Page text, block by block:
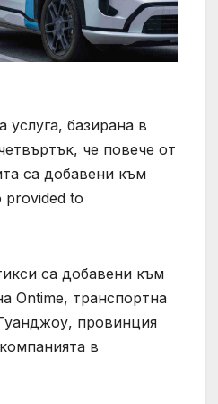
услуга, базирана в
че повече от
са добавени към
provided to
са добавени към
Ontime, транспортна
провинция
в